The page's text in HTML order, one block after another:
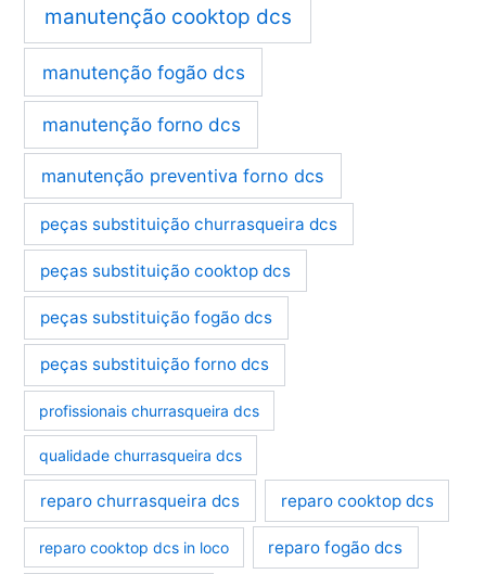
manutenção cooktop dcs
manutenção fogão dcs
manutenção forno dcs
manutenção preventiva forno dcs
peças substituição churrasqueira dcs
peças substituição cooktop dcs
peças substituição fogão dcs
peças substituição forno dcs
profissionais churrasqueira dcs
qualidade churrasqueira dcs
reparo churrasqueira dcs reparo cooktop dcs
reparo cooktop dcs in loco reparo fogão dcs